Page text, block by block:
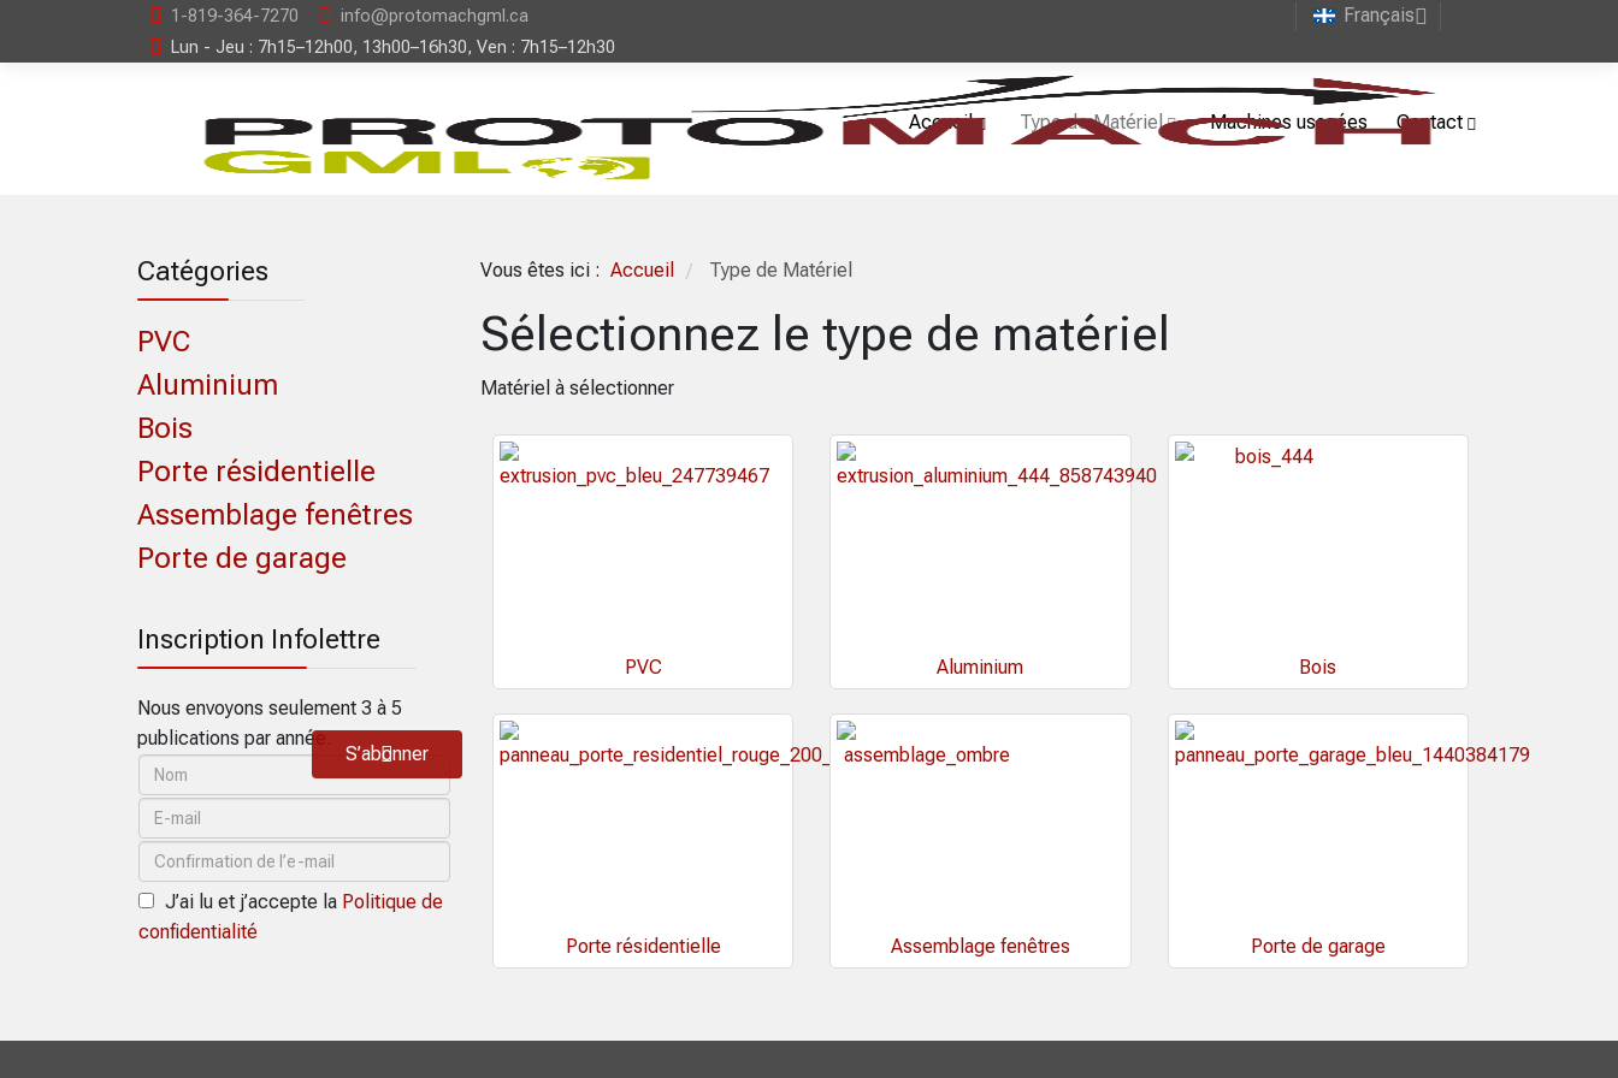
1-819-364-7270
info@protomachgml.ca
Lun - Jeu : 7h15–12h00, 13h00–16h30, Ven : 7h15–12h30
Français
Accueil Type de Matériel Machines usagées Contact
Catégories
PVC
Aluminium
Bois
Porte résidentielle
Assemblage fenêtres
Porte de garage
Inscription Infolettre
Nous envoyons seulement 3 à 5
publications par année.
J’ai lu et j’accepte la Politique de
confidentialité
S’abonner
Vous êtes ici : Accueil / Type de Matériel
Sélectionnez le type de matériel
Matériel à sélectionner
PVC Aluminium Bois
Porte résidentielle Assemblage fenêtres Porte de garage